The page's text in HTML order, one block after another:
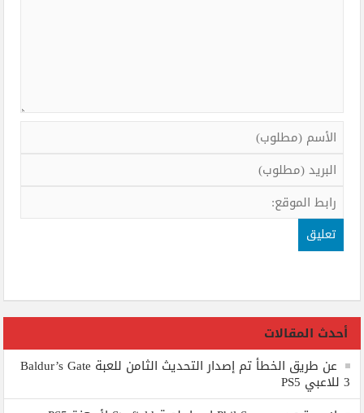
أحدث المقالات
عن طريق الخطأ تم إصدار التحديث الثامن للعبة Baldur’s Gate
3 للاعبي PS5